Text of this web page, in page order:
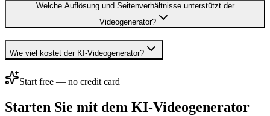
Welche Auflösung und Seitenverhältnisse unterstützt der
Videogenerator?
Wie viel kostet der KI-Videogenerator?
Start free — no credit card
Starten Sie mit dem KI-Videogenerator